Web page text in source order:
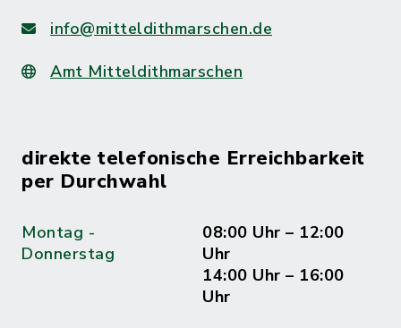
info@mitteldithmarschen.de
Amt Mitteldithmarschen
direkte telefonische Erreichbarkeit
per Durchwahl
Montag -
Donnerstag
08:00 Uhr – 12:00
Uhr
14:00 Uhr – 16:00
Uhr